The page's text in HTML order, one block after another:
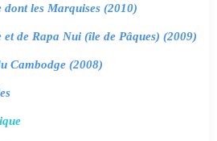
dont les Marquises (2010)
et de Rapa Nui (île de Pâques) (2009)
Cambodge (2008)